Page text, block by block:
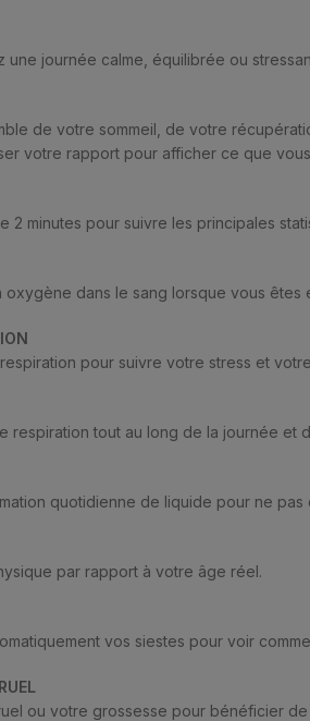
une journée calme, équilibrée ou
de votre sommeil, de votre
votre rapport pour afficher ce que
2 minutes pour suivre les principales
oxygène dans le sang lorsque vous êtes
pour suivre votre stress et
respiration tout au long de la journée et
quotidienne de liquide pour ne
par rapport à votre âge réel.
vos siestes pour voir
ou votre grossesse pour bénéficier de